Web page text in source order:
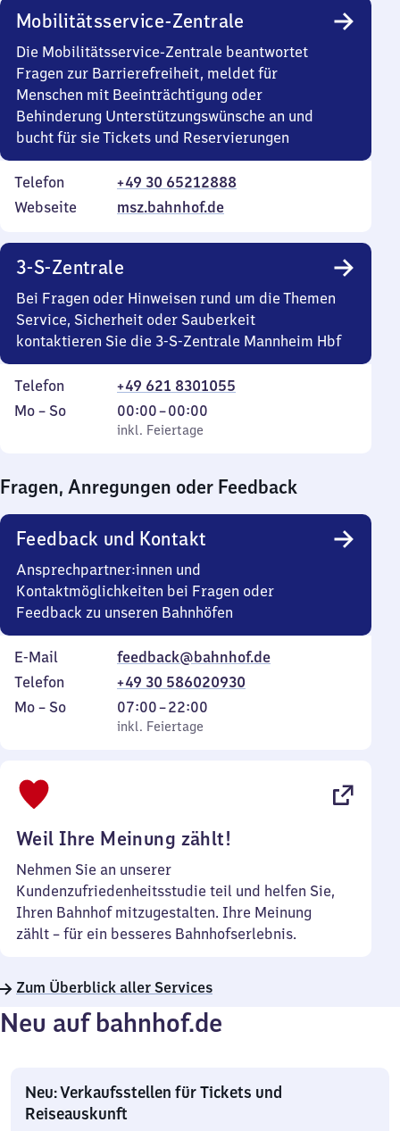
Mobilitätsservice-Zentrale
Die Mobilitätsservice-Zentrale beantwortet
Fragen zur Barrierefreiheit, meldet für
Menschen mit Beeinträchtigung oder
Behinderung Unterstützungswünsche an und
bucht für sie Tickets und Reservierungen
Telefon
+49 30 65212888
Webseite
msz.bahnhof.de
3-S-Zentrale
Bei Fragen oder Hinweisen rund um die Themen
Service, Sicherheit oder Sauberkeit
kontaktieren Sie die 3-S-Zentrale Mannheim Hbf
Telefon
+49 621 8301055
Montag
Mo – So,
inkl. Feiertage
00:00–00:00
Von
0
0
Uhr
inkl. Feiertage
Fragen, Anregungen oder Feedback
Feedback und Kontakt
Ansprechpartner:innen und
Kontaktmöglichkeiten bei Fragen oder
Feedback zu unseren Bahnhöfen
E-Mail
feedback@bahnhof.de
Telefon
+49 30 586020930
Montag
Mo – So,
inkl. Feiertage
07:00–22:00
Von
7
inkl. Feiertage
Weil Ihre Meinung zählt!
Nehmen Sie an unserer
Kundenzufriedenheitsstudie teil und helfen Sie,
Ihren Bahnhof mitzugestalten. Ihre Meinung
zählt – für ein besseres Bahnhofserlebnis.
Zum Überblick aller Services
Neu auf bahnhof.de
Neu: Verkaufsstellen für Tickets und
Reiseauskunft